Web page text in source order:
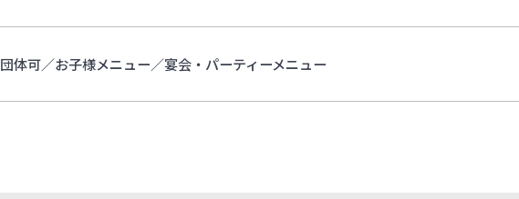
団体可／お子様メニュー／宴会・パーティーメニュー